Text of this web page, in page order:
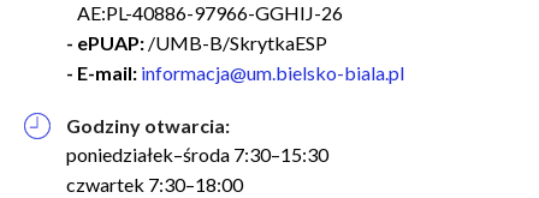
AE:PL-40886-97966-GGHIJ-26
- ePUAP: /UMB-B/SkrytkaESP
- E-mail: informacja@um.bielsko-biala.pl
Godziny otwarcia:
poniedziałek–środa 7:30–15:30
czwartek 7:30–18:00